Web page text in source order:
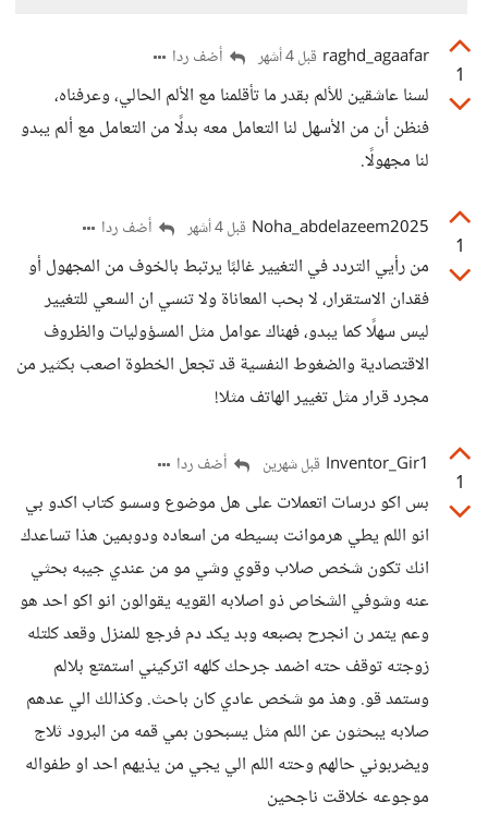
1
raghd_agaafar قبل 4 أشهر أضف ردا
لسنا عاشقين للألم بقدر ما تأقلمنا مع الألم الحالي، وعرفناه،
فنظن أن من الأسهل لنا التعامل معه بدلًا من التعامل مع ألم يبدو
لنا مجهولًا.
1
Noha_abdelazeem2025 قبل 4 أشهر أضف ردا
من رأيي التردد في التغيير غالبًا يرتبط بالخوف من المجهول أو
فقدان الاستقرار، لا بحب المعاناة ولا تنسي ان السعي للتغيير
ليس سهلًا كما يبدو، فهناك عوامل مثل المسؤوليات والظروف
الاقتصادية والضغوط النفسية قد تجعل الخطوة اصعب بكثير من
مجرد قرار مثل تغيير الهاتف مثلا!
1
Inventor_Gir1 قبل شهرين أضف ردا
بس اكو درسات اتعملات على هل موضوع وسسو كتاب اكدو بي
انو اللم يطي هرموانت بسيطه من اسعاده ودوبمين هذا تساعدك
انك تكون شخص صلاب وقوي وشي مو من عندي جيبه بحثي
عنه وشوفي الشخاص ذو اصلابه القويه يقوالون انو اكو احد هو
وعم يتمر ن انجرح بصبعه وبد يكد دم فرجع للمنزل وقعد كلتله
زوجته توقف حته اضمد جرحك كلهه اتركيني استمتع بلالم
وستمد قو. وهذ مو شخص عادي كان باحث. وكذالك الي عدهم
صلابه يبحثون عن اللم مثل يسبحون بمي قمه من البرود ثلاج
ويضربوني حالهم وحته اللم الي يجي من يذيهم احد او طفواله
موجوعه خلاقت ناجحين